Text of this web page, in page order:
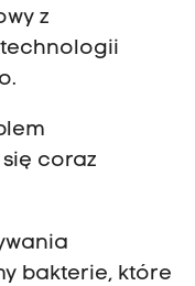
z
coraz
bakterie, które